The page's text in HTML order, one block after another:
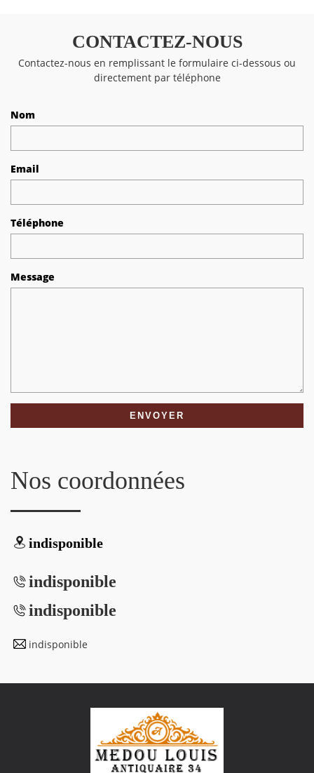
CONTACTEZ-NOUS
Contactez-nous en remplissant le formulaire ci-dessous ou
directement par téléphone
Nom
Email
Téléphone
Message
Nos coordonnées
indisponible
indisponible
indisponible
indisponible